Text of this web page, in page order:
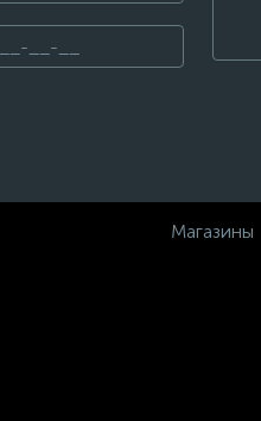
Магазины